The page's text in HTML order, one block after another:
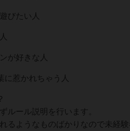
びたい人
が好きな人
に惹かれちゃう人
ルール説明を行います。
るようなものばかりなので未経